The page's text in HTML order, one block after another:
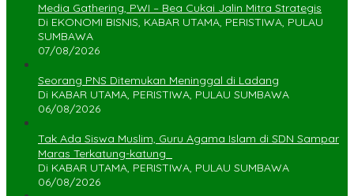
Media Gathering, PWI – Bea Cukai Jalin Mitra Strategis
Di EKONOMI BISNIS, KABAR UTAMA, PERISTIWA, PULAU
SUMBAWA
07/08/2026
Seorang PNS Ditemukan Meninggal di Ladang
Di KABAR UTAMA, PERISTIWA, PULAU SUMBAWA
06/08/2026
Tak Ada Siswa Muslim, Guru Agama Islam di SDN Sampar
Maras Terkatung-katung ‎
Di KABAR UTAMA, PERISTIWA, PULAU SUMBAWA
06/08/2026